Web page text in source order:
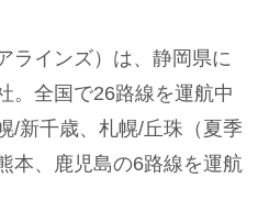
ラインズ）は、静岡県に
。全国で26路線を運航中
/新千歳、札幌/丘珠（夏季
本、鹿児島の6路線を運航